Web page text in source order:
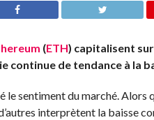
(ETH) capitalisent
continue de tendance à la
le sentiment du marché.
interprètent la baisse